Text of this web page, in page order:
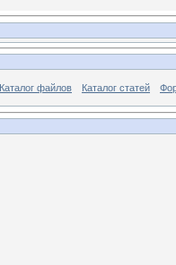
Каталог файлов Каталог статей